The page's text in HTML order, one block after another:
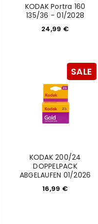
KODAK Portra 160
135/36 - 01/2028
24,99 €
SALE
KODAK 200/24
DOPPELPACK
ABGELAUFEN 01/2026
16,99 €